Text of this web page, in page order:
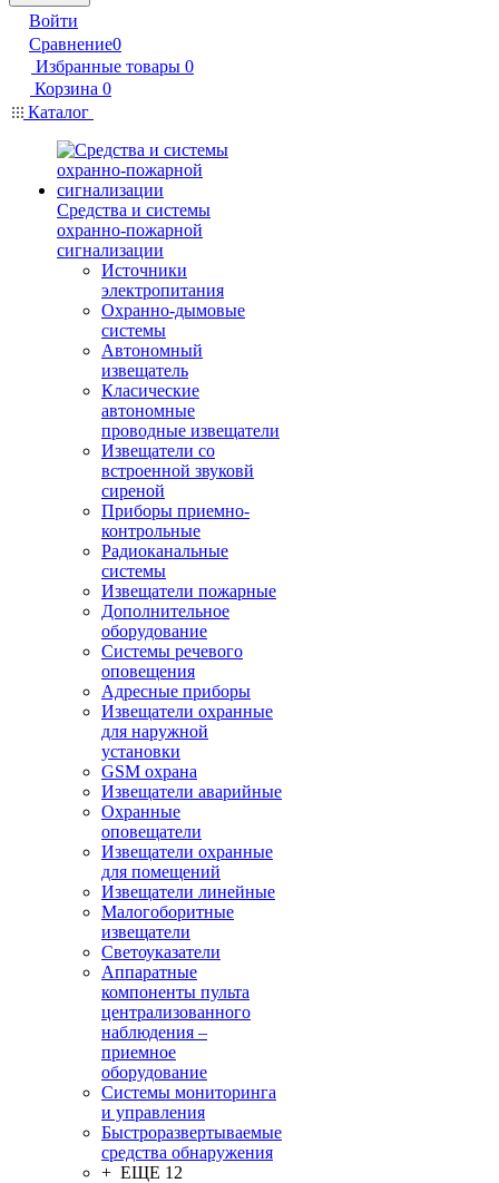
Войти
Сравнение0
Избранные товары 0
Корзина 0
Каталог
Средства и системы
охранно-пожарной
сигнализации
Источники
электропитания
Охранно-дымовые
системы
Автономный
извещатель
Класические
автономные
проводные извещатели
Извещатели со
встроенной звуковй
сиреной
Приборы приемно-
контрольные
Радиоканальные
системы
Извещатели пожарные
Дополнительное
оборудование
Системы речевого
оповещения
Адресные приборы
Извещатели охранные
для наружной
установки
GSM охрана
Извещатели аварийные
Охранные
оповещатели
Извещатели охранные
для помещений
Извещатели линейные
Малогоборитные
извещатели
Светоуказатели
Аппаратные
компоненты пульта
централизованного
наблюдения –
приемное
оборудование
Системы мониторинга
и управления
Быстроразвертываемые
средства обнаружения
+ ЕЩЕ 12